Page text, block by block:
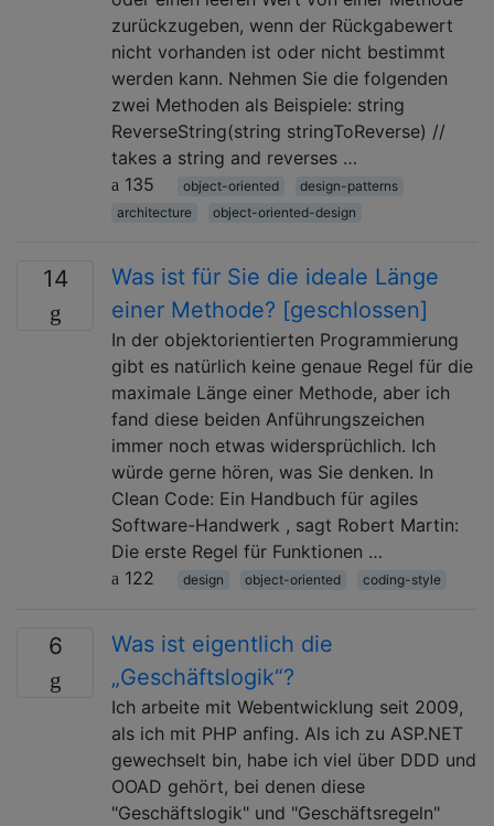
zurückzugeben, wenn der Rückgabewert
nicht vorhanden ist oder nicht bestimmt
werden kann. Nehmen Sie die folgenden
zwei Methoden als Beispiele: string
ReverseString(string stringToReverse) //
takes a string and reverses …
135
object-oriented
design-patterns
architecture
object-oriented-design
14
Was ist für Sie die ideale Länge
einer Methode? [geschlossen]
In der objektorientierten Programmierung
gibt es natürlich keine genaue Regel für die
maximale Länge einer Methode, aber ich
fand diese beiden Anführungszeichen
immer noch etwas widersprüchlich. Ich
würde gerne hören, was Sie denken. In
Clean Code: Ein Handbuch für agiles
Software-Handwerk , sagt Robert Martin:
Die erste Regel für Funktionen …
122
design object-oriented coding-style
6
Was ist eigentlich die
„Geschäftslogik“?
Ich arbeite mit Webentwicklung seit 2009,
als ich mit PHP anfing. Als ich zu ASP.NET
gewechselt bin, habe ich viel über DDD und
OOAD gehört, bei denen diese
"Geschäftslogik" und "Geschäftsregeln"